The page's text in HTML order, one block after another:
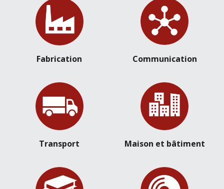
Fabrication Communication
Transport Maison et bâtiment